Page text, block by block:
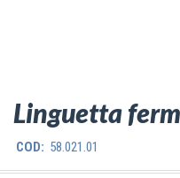
Linguetta
COD: 58.021.01